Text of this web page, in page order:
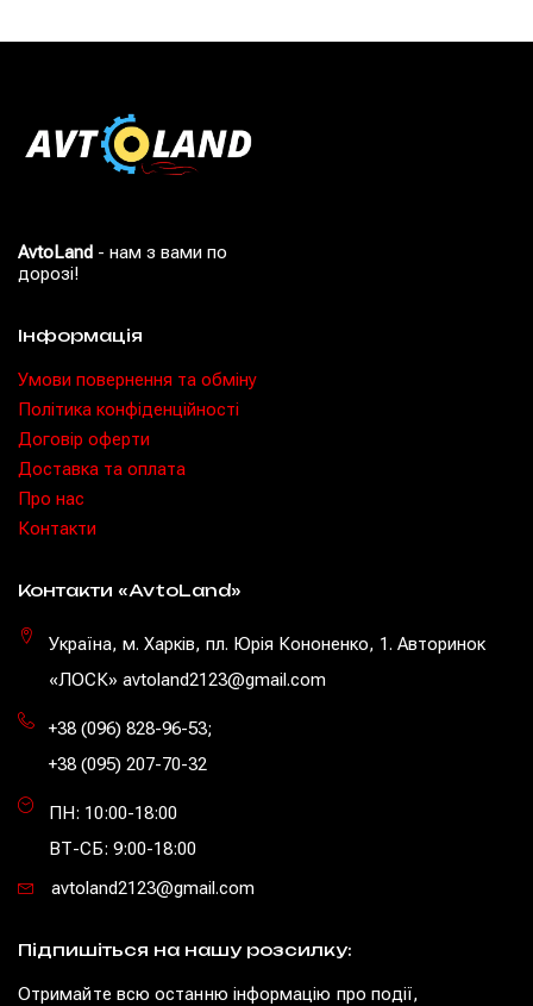
AvtoLand - нам з вами по
дорозі!
Інформація
Умови повернення та обміну
Політика конфіденційності
Договір оферти
Доставка та оплата
Про нас
Контакти
Контакти «AvtoLand»
Україна, м. Харків, пл. Юрія Кононенко, 1. Авторинок
«ЛОСК» avtoland2123@gmail.com
+38 (096) 828-96-53;
+38 (095) 207-70-32
ПН: 10:00-18:00
ВТ-СБ: 9:00-18:00
avtoland2123@gmail.com
Підпишіться на нашу розсилку:
Отримайте всю останню інформацію про події,